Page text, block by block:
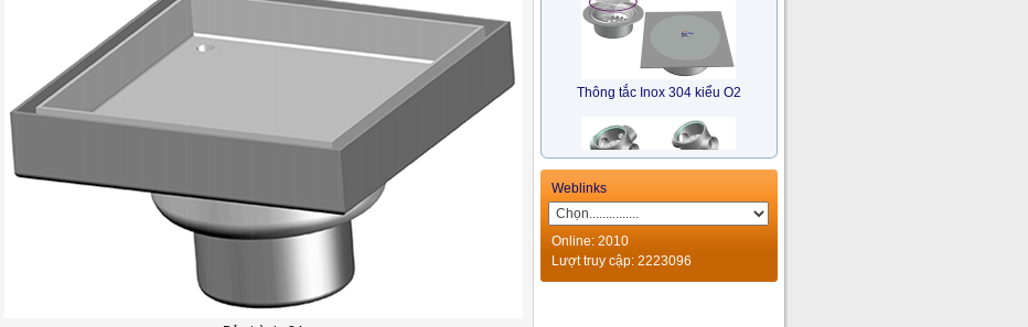
Thông tắc Inox 304 kiểu O2
Bẫy Nước Nhiều Hướng Inox
304 kiểu TM
Weblinks
Online: 2010
Lượt truy cập: 2223096